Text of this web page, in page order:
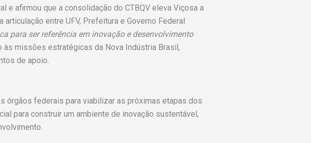
afirmou que a consolidação do CTBQV eleva Viçosa a
entre UFV, Prefeitura e Governo Federal
para ser referência em inovação e desenvolvimento
missões estratégicas da Nova Indústria Brasil,
de apoio.
órgãos federais para viabilizar as próximas etapas dos
para construir um ambiente de inovação sustentável,